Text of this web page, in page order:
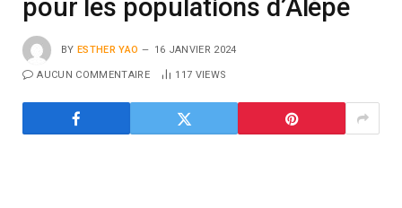
pour les populations d’Alépé
BY ESTHER YAO 16 JANVIER 2024
AUCUN COMMENTAIRE 117 VIEWS